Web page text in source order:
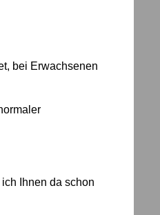
bei Erwachsenen
Ihnen da schon